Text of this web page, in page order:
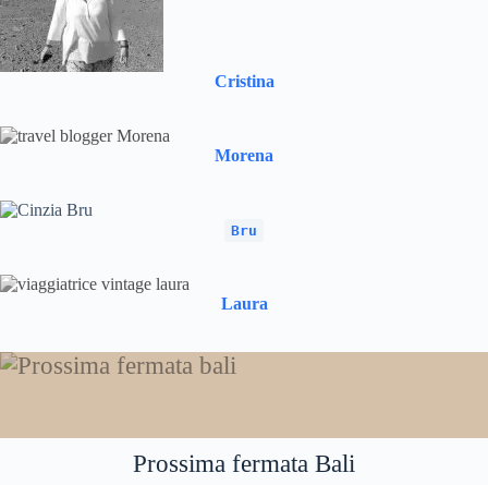
Cristina
Morena
Bru
Laura
Prossima fermata Bali